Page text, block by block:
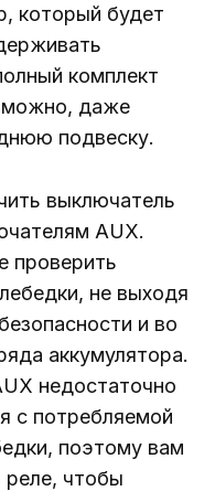
который будет
комплект
даже
подвеску.
выключатель
AUX.
проверить
не выходя
и во
аккумулятора.
недостаточно
с потребляемой
поэтому вам
реле, чтобы